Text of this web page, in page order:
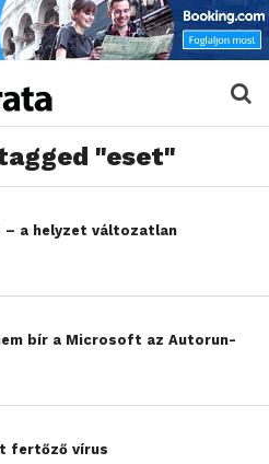
"eset"
– a helyzet változatlan
bír a Microsoft az Autorun-
fertőző vírus